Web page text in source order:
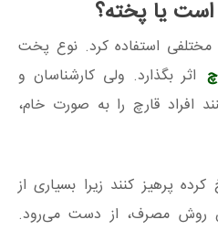
یا پخته؟
استفاده کرد. نوع پخت
اثر بگذارد. ولی کارشناسان و
افراد قارچ را به صورت خام،
پرهیز کنند زیرا بسیاری از
روش مصرف، از دست می‌رود.